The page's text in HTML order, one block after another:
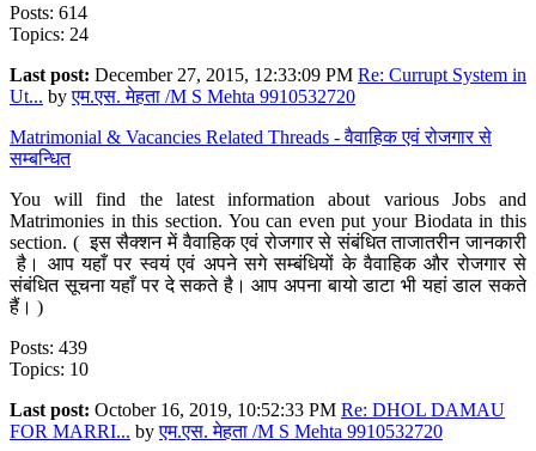
Posts: 614
Topics: 24
Last post: December 27, 2015, 12:33:09 PM Re: Currupt System in
Ut... byएम.एस. मेहता /M S Mehta 9910532720
Matrimonial & Vacancies Related Threads - वैवाहिक एवं रोजगार से
सम्बन्धित
You will find the latest information about various Jobs and
Matrimonies in this section. You can even put your Biodata in this
section. ( इस सैक्शन में वैवाहिक एवं रोजगार से संबंधित ताजातरीन जानकारी
है। आप यहाँ पर स्वयं एवं अपने सगे सम्बंधियों के वैवाहिक और रोजगार से
संबंधित सूचना यहाँ पर दे सकते है। आप अपना बायो डाटा भी यहां डाल सकते
हैं। )
Posts: 439
Topics: 10
Last post: October 16, 2019, 10:52:33 PM Re: DHOL DAMAU
FOR MARRI... byएम.एस. मेहता /M S Mehta 9910532720